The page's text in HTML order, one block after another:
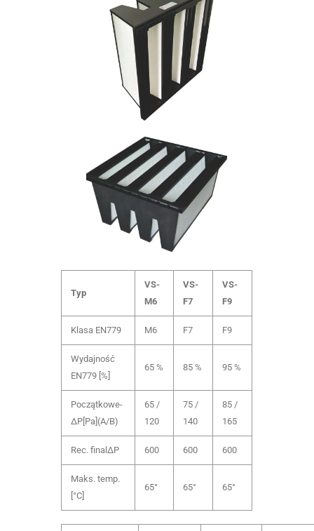
Typ
VS-
M6
VS-
F7
VS-
F9
Klasa EN779 M6 F7 F9
Wydajność
EN779 [%]
65 % 85 % 95 %
Początkowe-
ΔP[Pa](A/B)
65 /
120
75 /
140
85 /
165
Rec. finalΔP 600 600 600
Maks. temp.
[°C]
65° 65° 65°